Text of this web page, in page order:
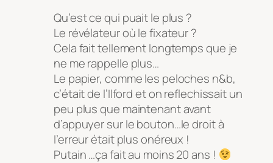
Qu’est ce qui puait le plus ?
Le révélateur où le fixateur ?
Cela fait tellement longtemps que je
ne me rappelle plus…
Le papier, comme les peloches n&b,
c’était de l’Ilford et on reflechissait un
peu plus que maintenant avant
d’appuyer sur le bouton…le droit à
l’erreur était plus onéreux !
Putain …ça fait au moins 20 ans !